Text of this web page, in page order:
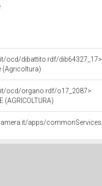
ocd/dibattito.rdf/dib64327_17>
(Agricoltura)
ocd/organo.rdf/o17_2087>
(AGRICOLTURA)